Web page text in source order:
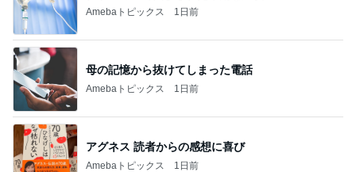
Amebaトピックス 1日前
母の記憶から抜けてしまった電話
Amebaトピックス 1日前
アグネス 読者からの感想に喜び
Amebaトピックス 1日前